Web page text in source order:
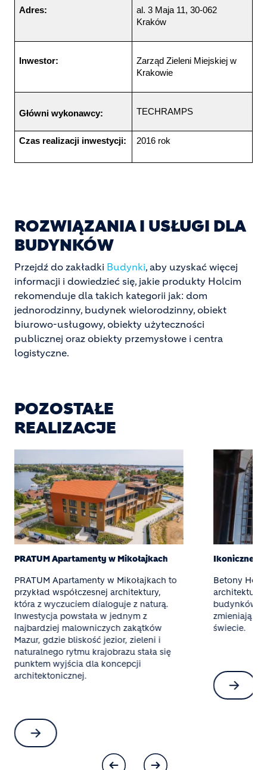
Adres:
al. 3 Maja 11, 30-062
Kraków
Inwestor:
Zarząd Zieleni Miejskiej w
Krakowie
Główni wykonawcy: TECHRAMPS
Czas realizacji inwestycji: 2016 rok
ROZWIĄZANIA I USŁUGI DLA
BUDYNKÓW
Przejdź do zakładki Budynki, aby uzyskać więcej
informacji i dowiedzieć się, jakie produkty Holcim
rekomenduje dla takich kategorii jak: dom
jednorodzinny, budynek wielorodzinny, obiekt
biurowo-usługowy, obiekty użyteczności
publicznej oraz obiekty przemysłowe i centra
logistyczne.
POZOSTAŁE
REALIZACJE
PRATUM Apartamenty w Mikołajkach
PRATUM Apartamenty w Mikołajkach to
przykład współczesnej architektury,
która z wyczuciem dialoguje z naturą.
Inwestycja powstała w jednym z
najbardziej malowniczych zakątków
Mazur, gdzie bliskość jezior, zieleni i
naturalnego rytmu krajobrazu stała się
punktem wyjścia dla koncepcji
architektonicznej.
Ikoniczne
Betony
architekturę
budynków
zmieniają
świecie.